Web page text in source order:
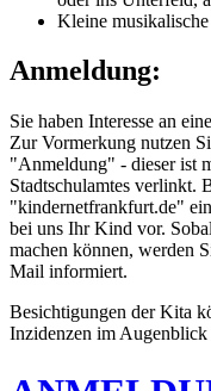
Kleine
Anmeldung:
Sie haben Interesse an
Zur Vormerkung nutzen
"Anmeldung" - dieser ist
Stadtschulamtes verlinkt.
"kindernetfrankfurt.de"
bei uns Ihr Kind vor.
machen können, werden
Mail informiert.
Besichtigungen der Kita
Inzidenzen im Augenblick